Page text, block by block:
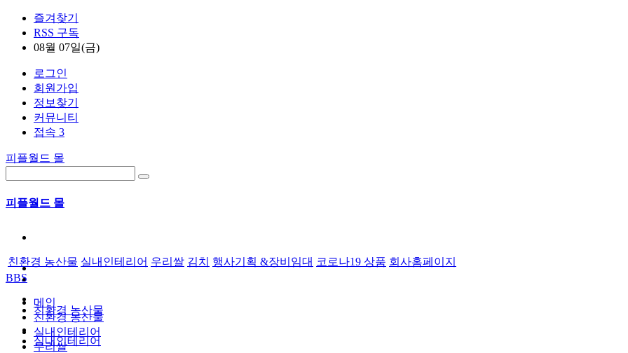
즐겨찾기
RSS 구독
08월 07일(금)
로그인
회원가입
정보찾기
커뮤니티
접속 3
피플월드 몰
피플월드 몰
친환경 농산물
실내인테리어
친환경 농산물 실내인테리어 우리쌀 김치 행사기획 &장비임대 코로나19 상품 회사홈페이지
BBS
메인
친환경 농산물
실내인테리어
우리쌀